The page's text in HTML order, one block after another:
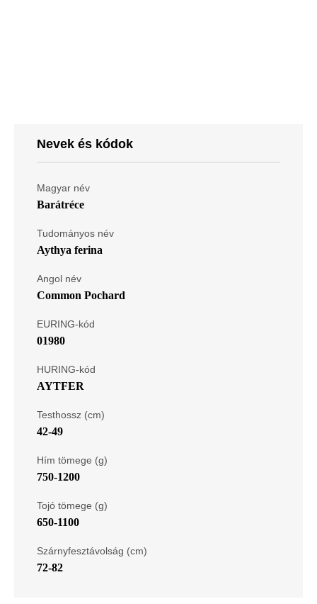
Nevek és kódok
Magyar név
Barátréce
Tudományos név
Aythya ferina
Angol név
Common Pochard
EURING-kód
01980
HURING-kód
AYTFER
Testhossz (cm)
42-49
Hím tömege (g)
750-1200
Tojó tömege (g)
650-1100
Szárnyfesztávolság (cm)
72-82